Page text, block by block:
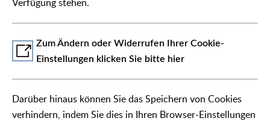
Verfügung stehen.
Zum Ändern oder Widerrufen Ihrer Cookie-
Einstellungen klicken Sie bitte hier
Darüber hinaus können Sie das Speichern von Cookies
verhindern, indem Sie dies in Ihren Browser-Einstellungen